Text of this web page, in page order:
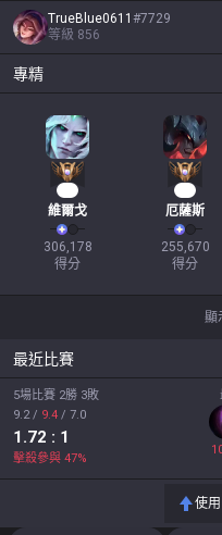
TrueBlue0611 #7729
等級 856
專精
維爾戈
306,178
得分
厄薩斯
255,670
得分
顯
最近比賽
5場比賽 2勝 3敗
9.2/ 9.4 / 7.0
1.72 : 1
擊殺參與 47%
使用